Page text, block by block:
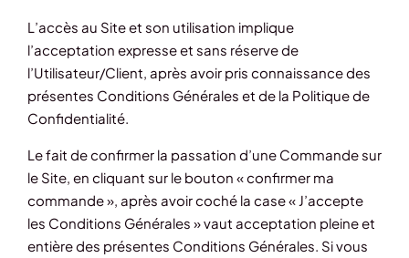
L’accès au Site et son utilisation implique
l’acceptation expresse et sans réserve de
l’Utilisateur/Client, après avoir pris connaissance des
présentes Conditions Générales et de la Politique de
Confidentialité.
Le fait de confirmer la passation d’une Commande sur
le Site, en cliquant sur le bouton « confirmer ma
commande », après avoir coché la case « J’accepte
les Conditions Générales » vaut acceptation pleine et
entière des présentes Conditions Générales. Si vous